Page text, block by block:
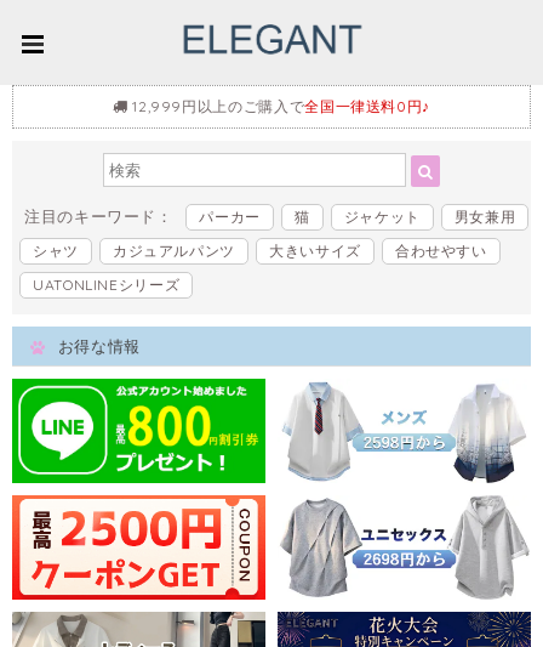
12,999円以上のご購入で全国一律送料0円♪
注目のキーワード： パーカー 猫 ジャケット
男女兼用
シャツ
カジュアルパンツ 大きいサイズ
合わせやすい
UATONLINEシリーズ
お得な情報